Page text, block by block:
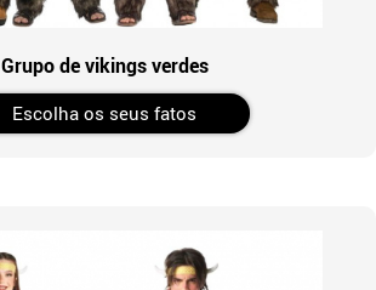
Grupo de vikings verdes
Escolha os seus fatos